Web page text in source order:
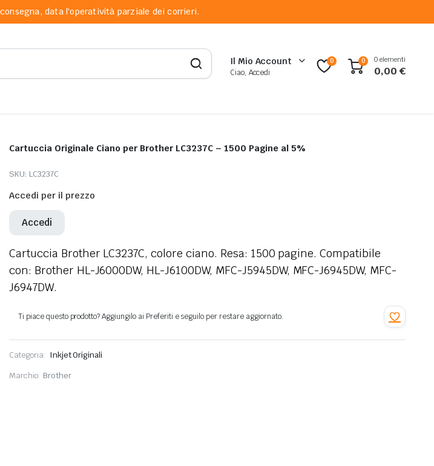
data l'operatività parziale dei corrieri.
Il Mio Account
Ciao, Accedi
0 0 0 elementi
0,00€
Cartuccia Originale Ciano per Brother LC3237C – 1500 Pagine al 5%
SKU: LC3237C
Accedi per il prezzo
Accedi
Cartuccia Brother LC3237C, colore ciano. Resa: 1500 pagine. Compatibile
con: Brother HL-J6000DW, HL-J6100DW, MFC-J5945DW, MFC-J6945DW, MFC-
J6947DW.
Categoria: Inkjet Originali
Marchio: Brother